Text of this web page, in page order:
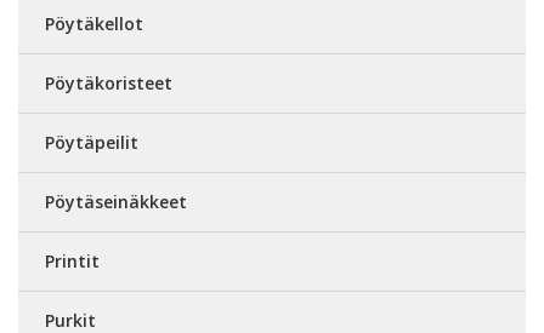
Pöytäkellot
Pöytäkoristeet
Pöytäpeilit
Pöytäseinäkkeet
Printit
Purkit